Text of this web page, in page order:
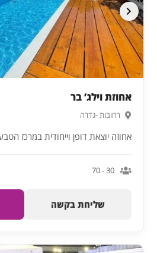
אחוזת וילג’ בר
רחובות -גדרה
אחוזה יוצאת דופן וייחודית במרכז
30 - 70
שליחת בקשה